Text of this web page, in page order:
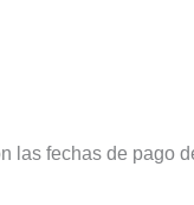
las fechas de pago